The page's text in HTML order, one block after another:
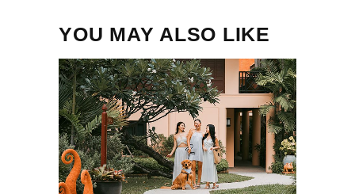
YOU MAY ALSO LIKE